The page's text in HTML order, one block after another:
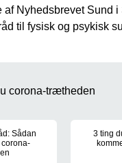
af Nyhedsbrevet Sund i
til fysisk og psykisk
corona-trætheden
Sådan
3 ting